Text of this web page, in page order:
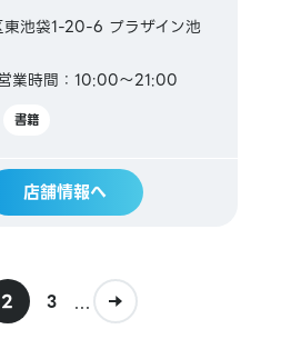
池袋1-20-6 プラザイン池
業時間：10:00～21:00
書籍
店舗情報へ
2 3 ...